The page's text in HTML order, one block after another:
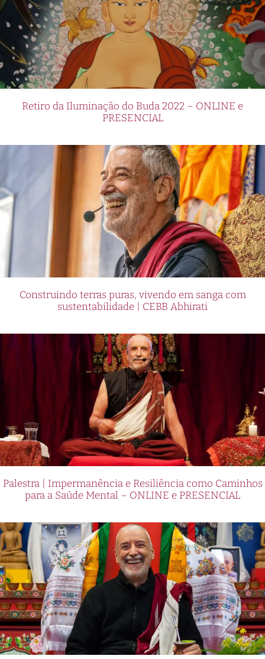
Retiro da Iluminação do Buda 2022 – ONLINE e
PRESENCIAL
Construindo terras puras, vivendo em sanga com
sustentabilidade | CEBB Abhirati
Palestra | Impermanência e Resiliência como Caminhos
para a Saúde Mental – ONLINE e PRESENCIAL